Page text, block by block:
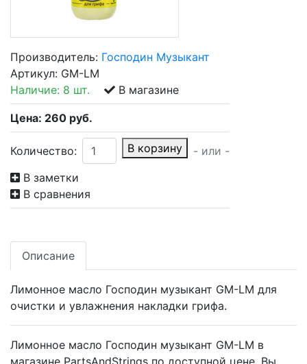
Производитель: Господин Музыкант
Артикул: GM-LM
Наличие: 8 шт. В магазине
Цена: 260 руб.
Количество: В корзину
- или -
В заметки
В сравнения
Описание
Лимонное масло Господин музыкант GM-LM для
очистки и увлажнения накладки грифа.
Лимонное масло Господин музыкант GM-LM в
магазине PartsAndStrings по доступной цене. Вы